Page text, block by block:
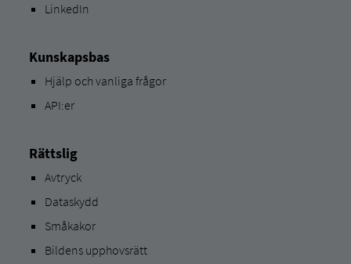
LinkedIn
Kunskapsbas
Hjälp och vanliga frågor
API:er
Rättslig
Avtryck
Dataskydd
Småkakor
Bildens upphovsrätt